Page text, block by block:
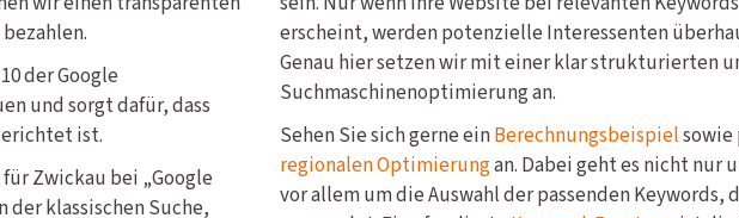
der Google
und sorgt dafür, dass
ist.
Zwickau bei „Google
der klassischen Suche,
erscheint, werden potenzielle Interessenten
Genau hier setzen wir mit einer klar strukturierten
Suchmaschinenoptimierung an.
Sehen Sie sich gerne einBerechnungsbeispielsowie
regionalen Optimierungan. Dabei geht es nicht nur
vor allem um die Auswahl der passenden